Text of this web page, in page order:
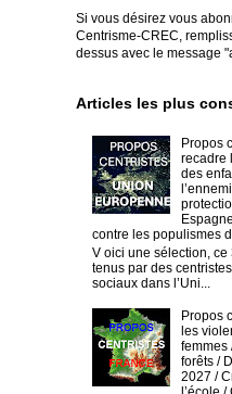
Si vous désirez vous
Centrisme-CREC,
dessus avec le message
Articles les plus
Propos
recadre
des
contre les populismes
V oici une sélection,
tenus par des
sociaux dans l’Uni...
Propos
les
femmes
forêts /
2027 /